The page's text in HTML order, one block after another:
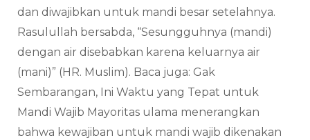
dan diwajibkan untuk mandi besar setelahnya.
Rasulullah bersabda, “Sesungguhnya (mandi)
dengan air disebabkan karena keluarnya air
(mani)” (HR. Muslim). Baca juga: Gak
Sembarangan, Ini Waktu yang Tepat untuk
Mandi Wajib Mayoritas ulama menerangkan
bahwa kewajiban untuk mandi wajib dikenakan